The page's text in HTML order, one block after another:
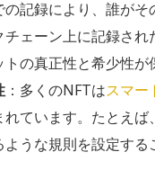
記録により、誰が
チェーン上に記録さ
の真正性と希少性が
：多くのNFTはスマー
ています。たとえ
うな規則を設定する